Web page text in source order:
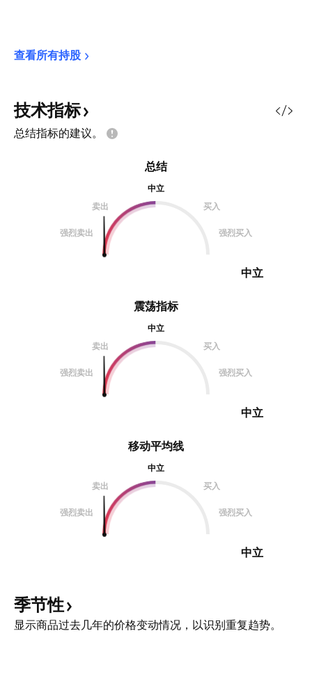
查看所有持股
技术指标
总结指标的建议。
震荡指标
中立
卖出
买入
强烈卖出 强烈买入
中立
总结
中立
卖出
买入
强烈卖出 强烈买入
中立
移动平均线
中立
卖出
买入
强烈卖出 强烈买入
中立
季节性
显示商品过去几年的价格变动情况，以识别重复趋势。